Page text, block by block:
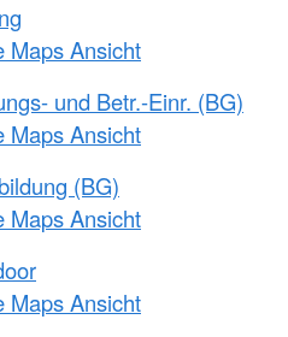
Maps Ansicht
und Betr.-Einr. (BG)
Maps Ansicht
(BG)
Maps Ansicht
Maps Ansicht